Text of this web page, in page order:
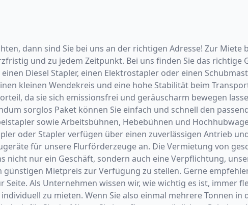
dann sind Sie bei uns an der richtigen Adresse! Zur Miete
und zu jedem Zeitpunkt. Bei uns finden Sie das richtige
Diesel Stapler, einen Elektrostapler oder einen
kleinen Wendekreis und eine hohe Stabilität beim
da sie sich emissionsfrei und geräuscharm bewegen
sorglos Paket können Sie einfach und schnell den
sowie Arbeitsbühnen, Hebebühnen und
oder Stapler verfügen über einen zuverlässigen Antrieb
für unsere Flurförderzeuge an. Die Vermietung von
nur ein Geschäft, sondern auch eine Verpflichtung,
Mietpreis zur Verfügung zu stellen. Gerne
Als Unternehmen wissen wir, wie wichtig es ist, immer
zu mieten. Wenn Sie also einmal mehrere Tonnen in